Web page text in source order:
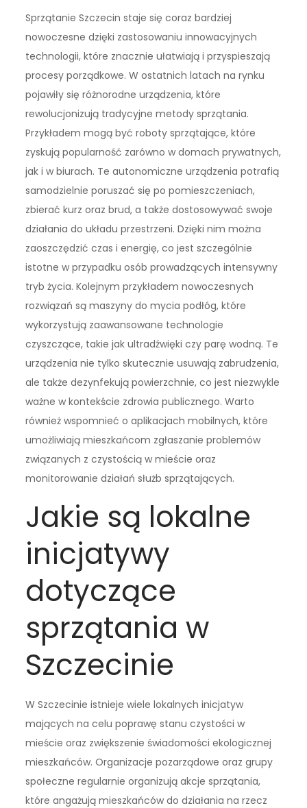
Sprzątanie Szczecin staje się coraz bardziej
nowoczesne dzięki zastosowaniu innowacyjnych
technologii, które znacznie ułatwiają i przyspieszają
procesy porządkowe. W ostatnich latach na rynku
pojawiły się różnorodne urządzenia, które
rewolucjonizują tradycyjne metody sprzątania.
Przykładem mogą być roboty sprzątające, które
zyskują popularność zarówno w domach prywatnych,
jak i w biurach. Te autonomiczne urządzenia potrafią
samodzielnie poruszać się po pomieszczeniach,
zbierać kurz oraz brud, a także dostosowywać swoje
działania do układu przestrzeni. Dzięki nim można
zaoszczędzić czas i energię, co jest szczególnie
istotne w przypadku osób prowadzących intensywny
tryb życia. Kolejnym przykładem nowoczesnych
rozwiązań są maszyny do mycia podłóg, które
wykorzystują zaawansowane technologie
czyszczące, takie jak ultradźwięki czy parę wodną. Te
urządzenia nie tylko skutecznie usuwają zabrudzenia,
ale także dezynfekują powierzchnie, co jest niezwykle
ważne w kontekście zdrowia publicznego. Warto
również wspomnieć o aplikacjach mobilnych, które
umożliwiają mieszkańcom zgłaszanie problemów
związanych z czystością w mieście oraz
monitorowanie działań służb sprzątających.
Jakie są lokalne
inicjatywy
dotyczące
sprzątania w
Szczecinie
W Szczecinie istnieje wiele lokalnych inicjatyw
mających na celu poprawę stanu czystości w
mieście oraz zwiększenie świadomości ekologicznej
mieszkańców. Organizacje pozarządowe oraz grupy
społeczne regularnie organizują akcje sprzątania,
które angażują mieszkańców do działania na rzecz